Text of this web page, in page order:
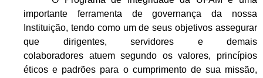
importante ferramenta de governança da nossa
Instituição, tendo como um de seus objetivos assegurar
que dirigentes, servidores e demais
colaboradores atuem segundo os valores, princípios
éticos e padrões para o cumprimento de sua missão,